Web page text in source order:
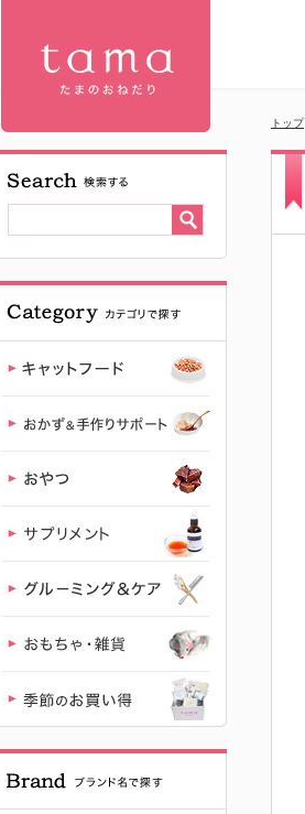
ファンタジ
ー ペンタグ
ラム グリー
ン | プレミ
アムキャッ
トフード専
門店「たま
のおねだり
（tama）」
公式サイト |
【公式】プ
レミアムキ
ャットフー
トップ